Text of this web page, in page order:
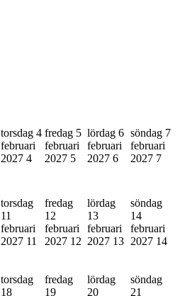
torsdag 4
februari
2027 4
fredag 5
februari
2027 5
lördag 6
februari
2027 6
söndag 7
februari
2027 7
torsdag
11
februari
2027 11
fredag
12
februari
2027 12
lördag
13
februari
2027 13
söndag
14
februari
2027 14
torsdag
18
fredag
19
lördag
20
söndag
21